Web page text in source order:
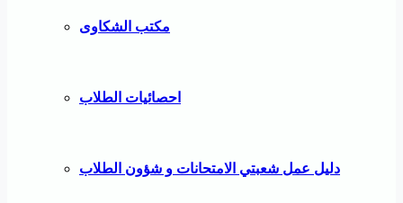
مكتب الشكاوى
احصائيات الطلاب
دليل عمل شعبتي الامتحانات و شؤون الطلاب